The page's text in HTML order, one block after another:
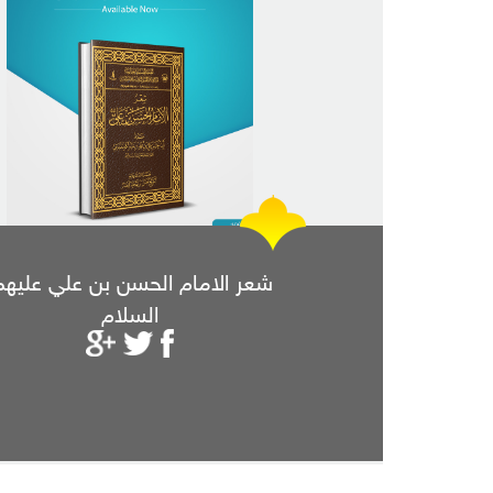
شعر الامام الحسن بن علي
السلام